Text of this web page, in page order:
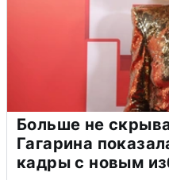
Больше не
Гагарина
кадры с новым